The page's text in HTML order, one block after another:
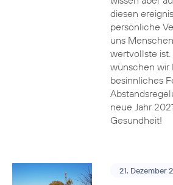
diesen
persönliche
uns
wertvollste ist.
wünschen wir
besinnliches
neue Jahr
Gesundheit!
21. Dezember